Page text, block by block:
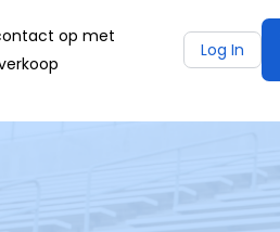
op met
Log In